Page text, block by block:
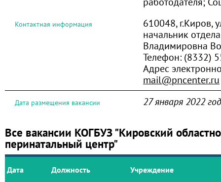
Контактная информация
610048, г.Киров,
начальник
Владимировна
Телефон: (8332)
Адрес
mail@pncenter.ru
Дата размещения вакансии 27 января 2022
Все вакансии КОГБУЗ "Кировский
перинатальный центр"
Дата Должность Учреждение